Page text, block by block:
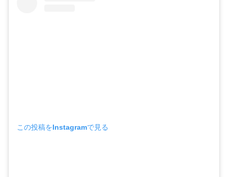
この投稿をInstagramで見る